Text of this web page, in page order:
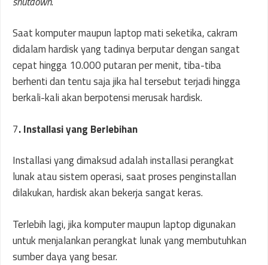
Saat komputer maupun laptop mati seketika, cakram
didalam hardisk yang tadinya berputar dengan sangat
cepat hingga 10.000 putaran per menit, tiba-tiba
berhenti dan tentu saja jika hal tersebut terjadi hingga
berkali-kali akan berpotensi merusak hardisk.
7. Installasi yang Berlebihan
Installasi yang dimaksud adalah installasi perangkat
lunak atau sistem operasi, saat proses penginstallan
dilakukan, hardisk akan bekerja sangat keras.
Terlebih lagi, jika komputer maupun laptop digunakan
untuk menjalankan perangkat lunak yang membutuhkan
sumber daya yang besar.